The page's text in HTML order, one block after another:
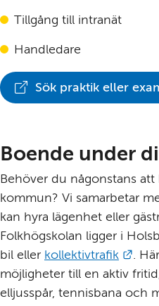
Tillgång till intranät
Handledare
Sök praktik eller
(Länk
till
Boende under
Behöver du någonstans
kommun? Vi samarbetar
kan hyra lägenhet eller
Folkhögskolan ligger i
bil eller kollektivtrafik
.
möjligheter till en aktiv
elljusspår, tennisbana och